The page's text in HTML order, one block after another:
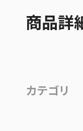
商品詳
カテゴリ